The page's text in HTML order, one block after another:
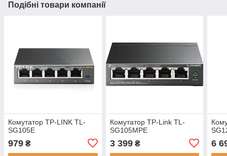
Подібні товари компанії
Комутатор TP-LINK TL-
SG105E
979 ₴
Комутатор TP-Link TL-
SG105MPE
3 399₴ 6